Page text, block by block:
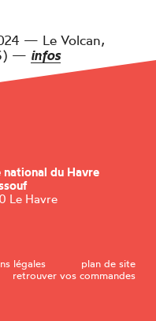
— Le Volcan,
— infos
du Havre
Le Havre
légales
plan de site
retrouver vos commandes